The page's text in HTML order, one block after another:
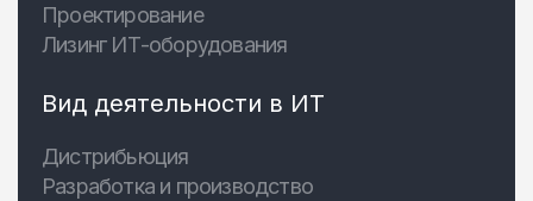
Проектирование
Лизинг ИТ-оборудования
Вид деятельности в ИТ
Дистрибьюция
Разработка и производство